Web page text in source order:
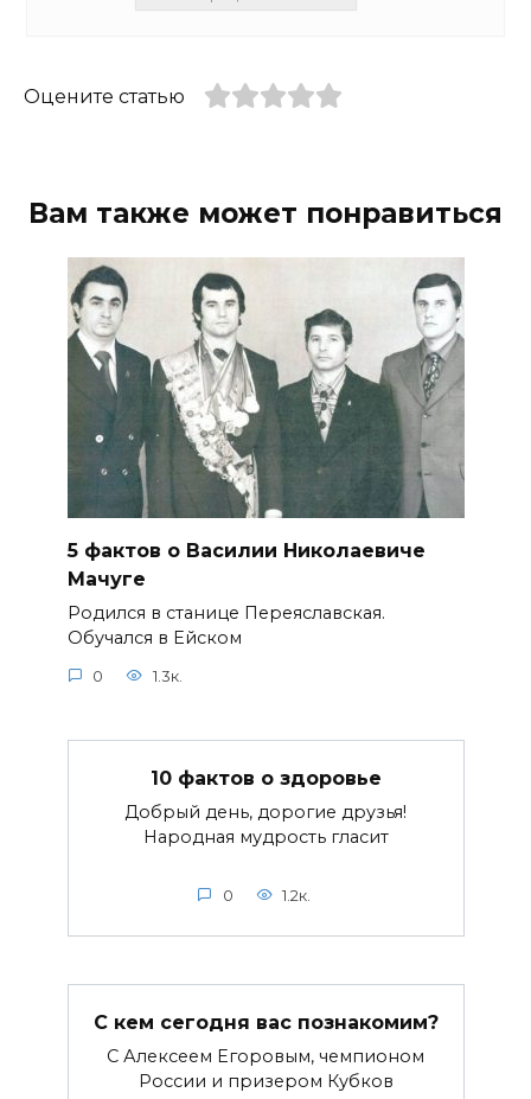
Оцените статью
Вам также может понравиться
5 фактов о Василии Николаевиче
Мачуге
Родился в станице Переяславская.
Обучался в Ейском
0 1.3к.
10 фактов о здоровье
Добрый день, дорогие друзья!
Народная мудрость гласит
0 1.2к.
С кем сегодня вас познакомим?
С Алексеем Егоровым, чемпионом
России и призером Кубков